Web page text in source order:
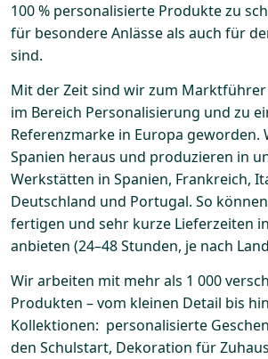
100 % personalisierte Produkte zu
für besondere Anlässe als auch für
sind.
Mit der Zeit sind wir zum Marktführer
im Bereich Personalisierung und zu
Referenzmarke in Europa geworden.
Spanien heraus und produzieren in
Werkstätten in Spanien, Frankreich,
Deutschland und Portugal. So
fertigen und sehr kurze Lieferzeiten
anbieten (24–48 Stunden, je nach
Wir arbeiten mit mehr als 1 000
Produkten – vom kleinen Detail bis
Kollektionen: personalisierte
den Schulstart, Dekoration für